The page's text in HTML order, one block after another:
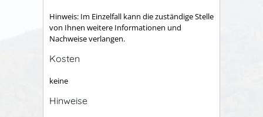
Hinweis: Im Einzelfall kann die zuständige Stelle
von Ihnen weitere Informationen und
Nachweise verlangen.
Kosten
keine
Hinweise